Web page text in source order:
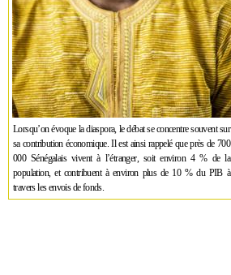
Lorsqu’on évoque la diaspora, le débat se concentre souvent sur
sa contribution économique. Il est ainsi rappelé que près de 700
000 Sénégalais vivent à l’étranger, soit environ 4 % de la
population, et contribuent à environ plus de 10 % du PIB à
travers les envois de fonds.